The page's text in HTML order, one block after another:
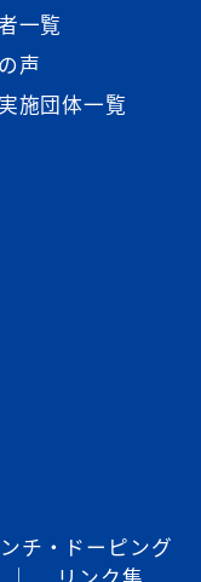
一覧
声
施団体一覧
チ・ドーピング